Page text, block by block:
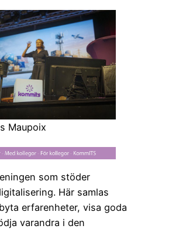
Maupoix
som stöder
Här samlas
erfarenheter, visa goda
varandra i den